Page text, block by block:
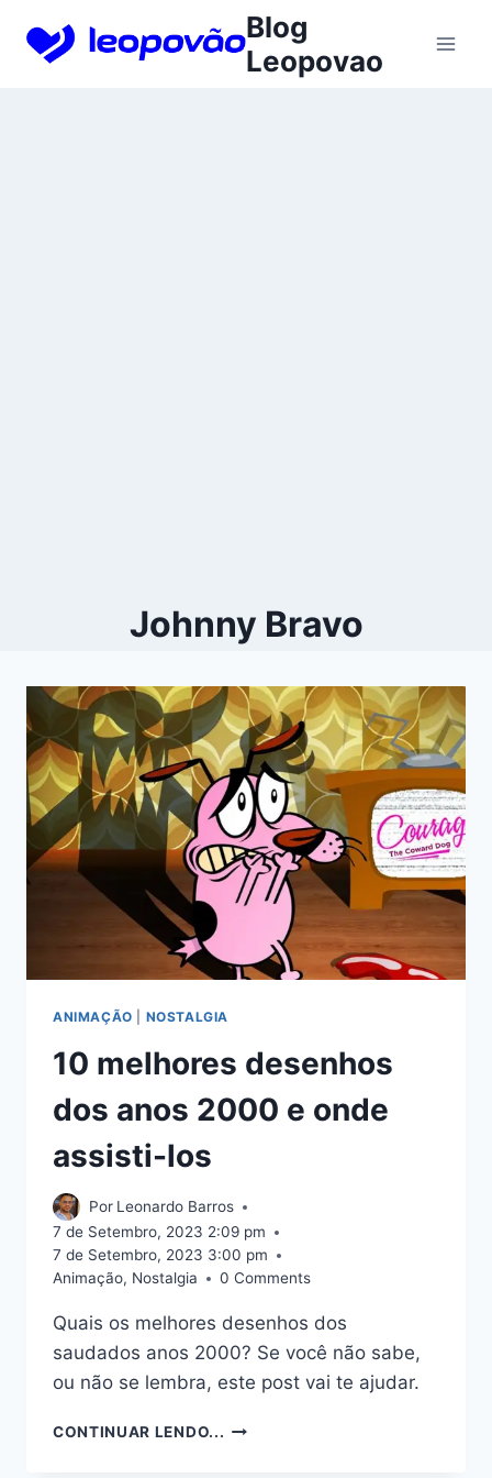
Blog
Leopovao
Johnny Bravo
ANIMAÇÃO NOSTALGIA
10 melhores desenhos
dos anos 2000 e onde
assisti-los
Por Leonardo Barros
7 de Setembro, 2023 2:09 pm
7 de Setembro, 2023 3:00 pm
Animação, Nostalgia 0 Comments
Quais os melhores desenhos dos
saudados anos 2000? Se você não sabe,
ou não se lembra, este post vai te ajudar.
CONTINUAR LENDO...